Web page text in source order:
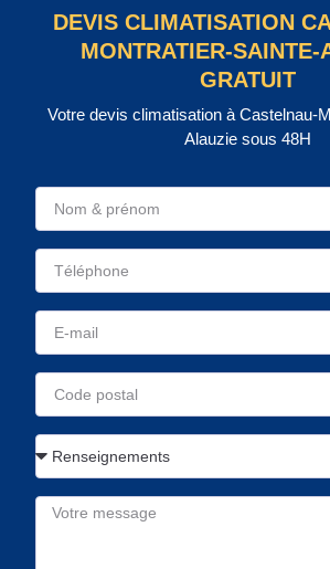
DEVIS CLIMATISATION
MONTRATIER-SAINTE-
GRATUIT
Votre devis climatisation à Castelnau-
Alauzie sous 48H